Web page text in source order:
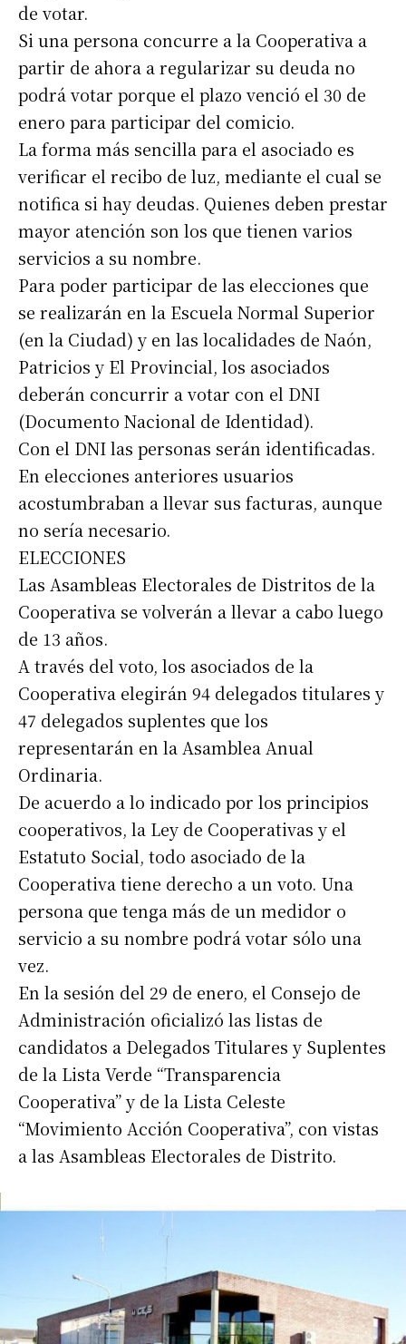
de votar.
Si una persona concurre a la Cooperativa a
partir de ahora a regularizar su deuda no
podrá votar porque el plazo venció el 30 de
enero para participar del comicio.
La forma más sencilla para el asociado es
verificar el recibo de luz, mediante el cual se
notifica si hay deudas. Quienes deben prestar
mayor atención son los que tienen varios
servicios a su nombre.
Para poder participar de las elecciones que
se realizarán en la Escuela Normal Superior
(en la Ciudad) y en las localidades de Naón,
Patricios y El Provincial, los asociados
deberán concurrir a votar con el DNI
(Documento Nacional de Identidad).
Con el DNI las personas serán identificadas.
En elecciones anteriores usuarios
acostumbraban a llevar sus facturas, aunque
no sería necesario.
ELECCIONES
Las Asambleas Electorales de Distritos de la
Cooperativa se volverán a llevar a cabo luego
de 13 años.
A través del voto, los asociados de la
Cooperativa elegirán 94 delegados titulares y
47 delegados suplentes que los
representarán en la Asamblea Anual
Ordinaria.
De acuerdo a lo indicado por los principios
cooperativos, la Ley de Cooperativas y el
Estatuto Social, todo asociado de la
Cooperativa tiene derecho a un voto. Una
persona que tenga más de un medidor o
servicio a su nombre podrá votar sólo una
vez.
En la sesión del 29 de enero, el Consejo de
Administración oficializó las listas de
candidatos a Delegados Titulares y Suplentes
de la Lista Verde “Transparencia
Cooperativa” y de la Lista Celeste
“Movimiento Acción Cooperativa”, con vistas
a las Asambleas Electorales de Distrito.